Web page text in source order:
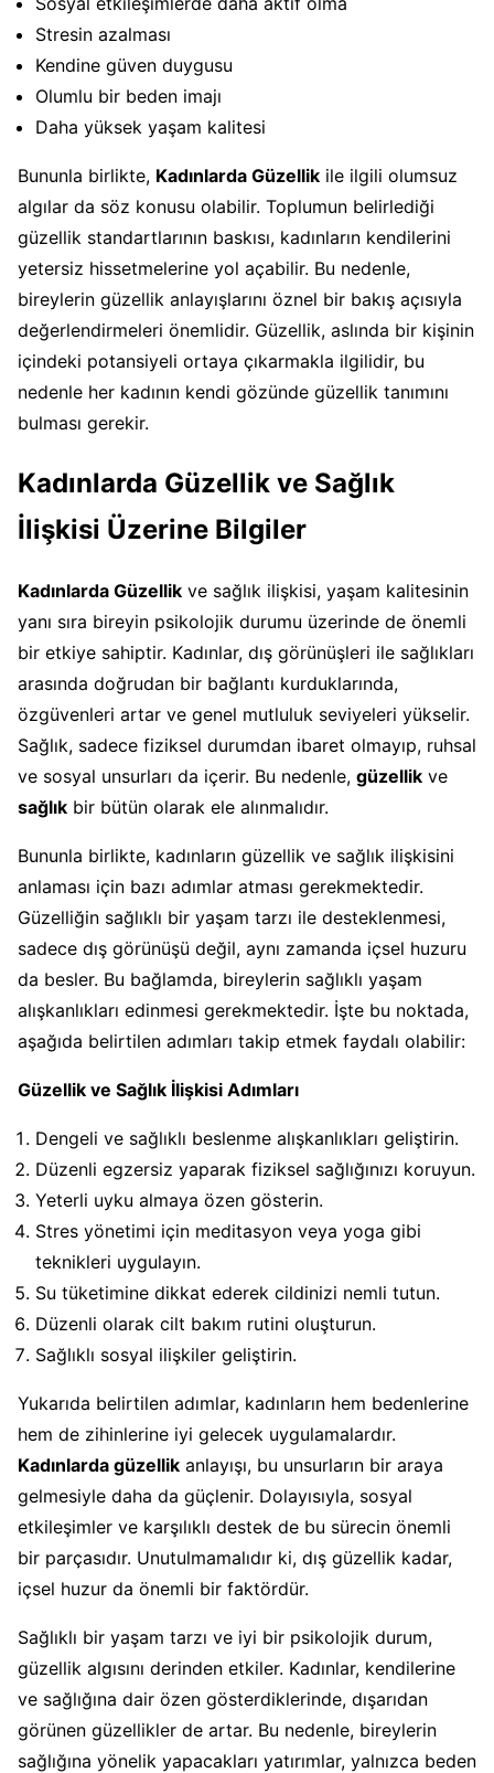
Stresin azalması
Kendine güven duygusu
Olumlu bir beden imajı
Daha yüksek yaşam kalitesi
Bununla birlikte, Kadınlarda Güzellik ile ilgili olumsuz
algılar da söz konusu olabilir. Toplumun belirlediği
güzellik standartlarının baskısı, kadınların kendilerini
yetersiz hissetmelerine yol açabilir. Bu nedenle,
bireylerin güzellik anlayışlarını öznel bir bakış açısıyla
değerlendirmeleri önemlidir. Güzellik, aslında bir kişinin
içindeki potansiyeli ortaya çıkarmakla ilgilidir, bu
nedenle her kadının kendi gözünde güzellik tanımını
bulması gerekir.
Kadınlarda Güzellik ve Sağlık
İlişkisi Üzerine Bilgiler
Kadınlarda Güzellik ve sağlık ilişkisi, yaşam kalitesinin
yanı sıra bireyin psikolojik durumu üzerinde de önemli
bir etkiye sahiptir. Kadınlar, dış görünüşleri ile sağlıkları
arasında doğrudan bir bağlantı kurduklarında,
özgüvenleri artar ve genel mutluluk seviyeleri yükselir.
Sağlık, sadece fiziksel durumdan ibaret olmayıp, ruhsal
ve sosyal unsurları da içerir. Bu nedenle, güzellik ve
sağlık bir bütün olarak ele alınmalıdır.
Bununla birlikte, kadınların güzellik ve sağlık ilişkisini
anlaması için bazı adımlar atması gerekmektedir.
Güzelliğin sağlıklı bir yaşam tarzı ile desteklenmesi,
sadece dış görünüşü değil, aynı zamanda içsel huzuru
da besler. Bu bağlamda, bireylerin sağlıklı yaşam
alışkanlıkları edinmesi gerekmektedir. İşte bu noktada,
aşağıda belirtilen adımları takip etmek faydalı olabilir:
Güzellik ve Sağlık İlişkisi Adımları
Dengeli ve sağlıklı beslenme alışkanlıkları geliştirin.
Düzenli egzersiz yaparak fiziksel sağlığınızı koruyun.
Yeterli uyku almaya özen gösterin.
Stres yönetimi için meditasyon veya yoga gibi
teknikleri uygulayın.
Su tüketimine dikkat ederek cildinizi nemli tutun.
Düzenli olarak cilt bakım rutini oluşturun.
Sağlıklı sosyal ilişkiler geliştirin.
Yukarıda belirtilen adımlar, kadınların hem bedenlerine
hem de zihinlerine iyi gelecek uygulamalardır.
Kadınlarda güzellik anlayışı, bu unsurların bir araya
gelmesiyle daha da güçlenir. Dolayısıyla, sosyal
etkileşimler ve karşılıklı destek de bu sürecin önemli
bir parçasıdır. Unutulmamalıdır ki, dış güzellik kadar,
içsel huzur da önemli bir faktördür.
Sağlıklı bir yaşam tarzı ve iyi bir psikolojik durum,
güzellik algısını derinden etkiler. Kadınlar, kendilerine
ve sağlığına dair özen gösterdiklerinde, dışarıdan
görünen güzellikler de artar. Bu nedenle, bireylerin
sağlığına yönelik yapacakları yatırımlar, yalnızca beden